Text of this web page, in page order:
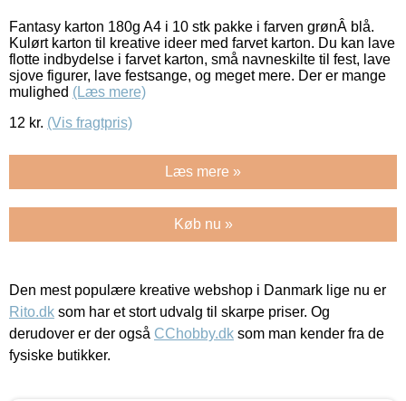
Fantasy karton 180g A4 i 10 stk pakke i farven grønÂ blå.
Kulørt karton til kreative ideer med farvet karton. Du kan lave
flotte indbydelse i farvet karton, små navneskilte til fest, lave
sjove figurer, lave festsange, og meget mere. Der er mange
mulighed (Læs mere)
12 kr. (Vis fragtpris)
Læs mere »
Køb nu »
Den mest populære kreative webshop i Danmark lige nu er
Rito.dk som har et stort udvalg til skarpe priser. Og
derudover er der også CChobby.dk som man kender fra de
fysiske butikker.